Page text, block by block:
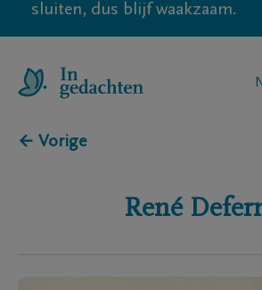
sluiten, dus blijf waakzaam.
← Vorige
René